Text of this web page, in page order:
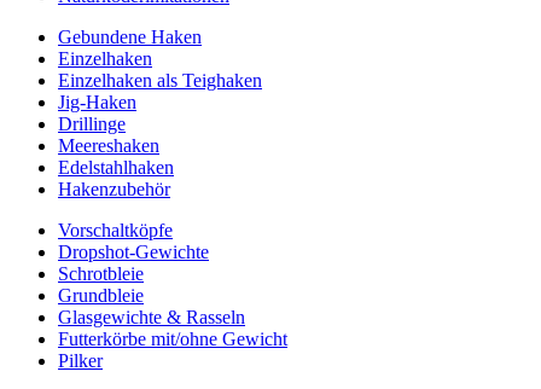
Gebundene Haken
Einzelhaken
Einzelhaken als Teighaken
Jig-Haken
Drillinge
Meereshaken
Edelstahlhaken
Hakenzubehör
Vorschaltköpfe
Dropshot-Gewichte
Schrotbleie
Grundbleie
Glasgewichte & Rasseln
Futterkörbe mit/ohne Gewicht
Pilker